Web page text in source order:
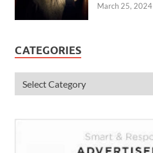
March 25, 2024
CATEGORIES